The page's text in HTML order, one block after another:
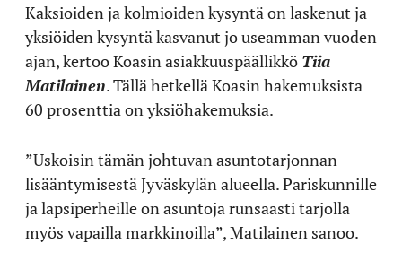
Kaksioiden ja kolmioiden kysyntä on laskenut ja
yksiöiden kysyntä kasvanut jo useamman vuoden
ajan, kertoo Koasin asiakkuuspäällikkö Tiia
Matilainen. Tällä hetkellä Koasin hakemuksista
60 prosenttia on yksiöhakemuksia.
”Uskoisin tämän johtuvan asuntotarjonnan
lisääntymisestä Jyväskylän alueella. Pariskunnille
ja lapsiperheille on asuntoja runsaasti tarjolla
myös vapailla markkinoilla”, Matilainen sanoo.